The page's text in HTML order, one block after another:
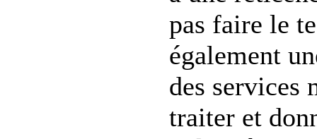
pas faire le
également
des services
traiter et